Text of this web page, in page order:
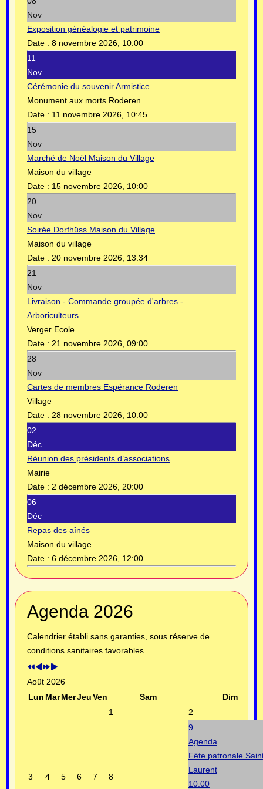
Nov
Exposition généalogie et patrimoine
Date : 8 novembre 2026, 10:00
11
Nov
Cérémonie du souvenir Armistice
Monument aux morts Roderen
Date : 11 novembre 2026, 10:45
15
Nov
Marché de Noël Maison du Village
Maison du village
Date : 15 novembre 2026, 10:00
20
Nov
Soirée Dorfhüss Maison du Village
Maison du village
Date : 20 novembre 2026, 13:34
21
Nov
Livraison - Commande groupée d'arbres -
Arboriculteurs
Verger Ecole
Date : 21 novembre 2026, 09:00
28
Nov
Cartes de membres Espérance Roderen
Village
Date : 28 novembre 2026, 10:00
02
Déc
Réunion des présidents d’associations
Mairie
Date : 2 décembre 2026, 20:00
06
Déc
Repas des aînés
Maison du village
Date : 6 décembre 2026, 12:00
Agenda 2026
Calendrier établi sans garanties, sous réserve de
conditions sanitaires favorables.
Année
précédente
précédent
suivante
suivant
Août 2026
Lun MarMerJeuVen Sam
Dim
1
2
3 4 5 6 7 8
9
Agenda
Fête patronale
Laurent
10:00